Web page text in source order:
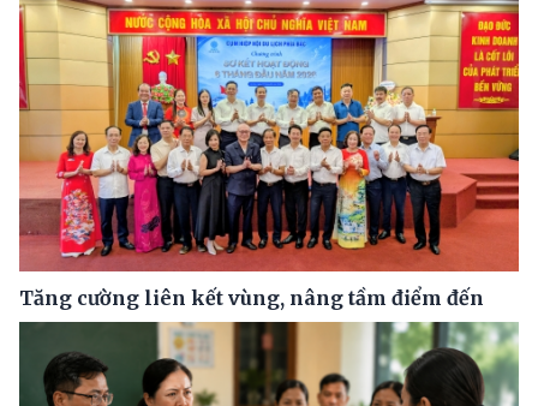
Tăng cường liên kết vùng, nâng tầm điểm đến